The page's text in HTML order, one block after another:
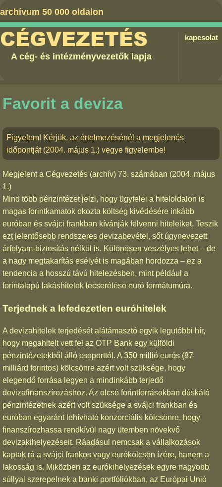
archívum 50 000 oldalon
kapcsolat
CÉGVEZETÉS
A cég- és intézményvezetők lapja
Favorit a deviza
Figyelem! Kérjük, az értelmezésénél a megjelenés
időpontját (2004. május 1.) vegye figyelembe!
Megjelent a Cégvezetés (archív) 73. számában (2004. május
1.)
Mind több pénzintézet jelzi, hogy ügyfelei a hiteloldalon is
magas forintkamatok okozta költség kivédésére inkább
euróban és svájci frankban kívánják felvenni hiteleiket. Teszik
ezt jelentősebb rendszeres devizabevétel, sőt úgynevezett
árfolyam-biztosítás nélkül is. Különösen veszélyes lehet – de
a nagy megtakarítás esélyét is magában hordozza – ez a
tendencia a hosszú távú hitelezésben, mint például a
forintalapú lakáshitelek lecserélése euró formátumúra.
Terjednek a lefedezetlen euróhitelek
A devizahitelek terjedését alátámasztó egyik legutóbbi hír,
hogy megahitelt vett fel az OTP Bank egy külföldi
pénzintézetekből álló csoporttól. A 350 millió eurós (87
milliárd forintos) kölcsönre azért volt szüksége, hogy
elegendő forrása legyen a mindinkább terjedő
devizafinanszírozáshoz. Az olcsó forintforrásokban dúskáló
pénzintézetnek azért volt szüksége a svájci frankban és
euróban egyaránt lehívható konzorciális kölcsönre, hogy
finanszírozhassa rendkívül nagy ütemben növekvő
devizakihelyezéseit. Ráadásul nemcsak a vállalkozások
kaptak rá a svájci frankos vagy eurókölcsön ízére, hanem a
lakosság is. Miközben az eurókihelyezések egyre nagyobb
súllyal szerepelnek a banki portfóliókban, az Európai Unió